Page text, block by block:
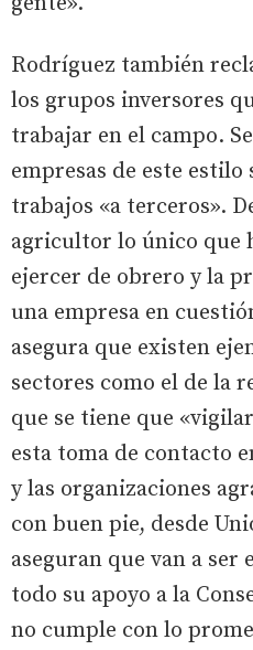
Rodríguez también
los grupos inversores
trabajar en el campo.
empresas de este estilo
trabajos «a terceros».
agricultor lo único que
ejercer de obrero y la
una empresa en
asegura que existen
sectores como el de la
que se tiene que
esta toma de contacto
y las organizaciones
con buen pie, desde
aseguran que van a
todo su apoyo a la
no cumple con lo